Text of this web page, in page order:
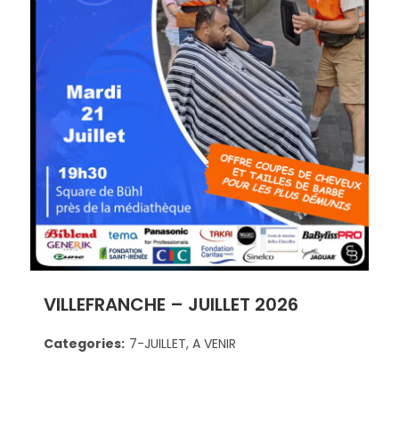
VILLEFRANCHE – JUILLET 2026
Categories: 7-JUILLET, A VENIR